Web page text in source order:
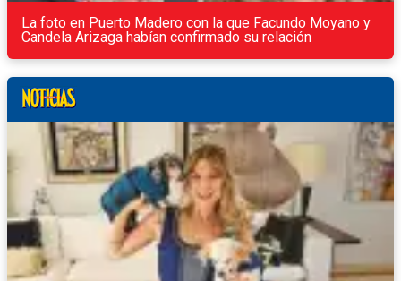
La foto en Puerto Madero con la que Facundo Moyano y
Candela Arizaga habían confirmado su relación